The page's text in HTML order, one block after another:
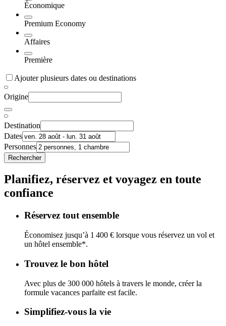
Économique
Premium Economy
Affaires
Première
Ajouter plusieurs dates ou destinations
Origine
Destination
Dates
Personnes
Rechercher
Planifiez, réservez et voyagez en toute
confiance
Réservez tout ensemble
Économisez jusqu’à 1 400 € lorsque vous réservez un vol et
un hôtel ensemble*.
Trouvez le bon hôtel
Avec plus de 300 000 hôtels à travers le monde, créer la
formule vacances parfaite est facile.
Simplifiez-vous la vie